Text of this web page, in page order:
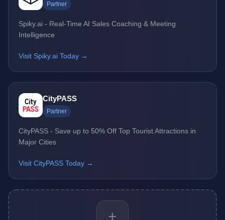
Partner
Spiky.ai - Real-Time AI Sales Coaching & Meeting
Intelligence
Visit Spiky.ai Today →
CityPASS
Partner
CityPASS - Save up to 50% Off Top Tourist Attractions in
Major Cities
Visit CityPASS Today →
+